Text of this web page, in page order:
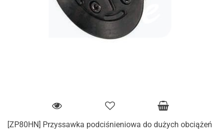
[ZP80HN] Przyssawka podciśnieniowa do dużych obciążeń